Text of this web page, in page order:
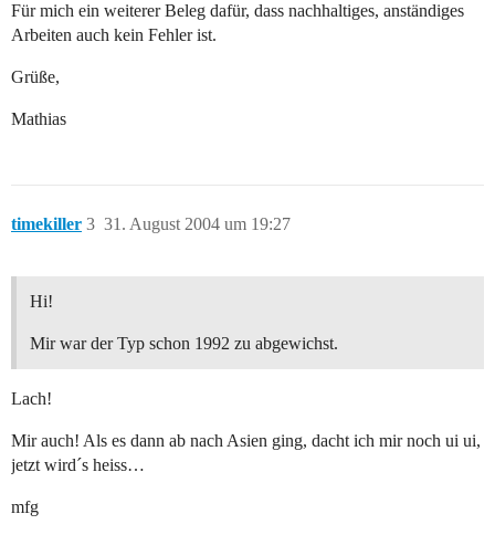
Für mich ein weiterer Beleg dafür, dass nachhaltiges, anständiges
Arbeiten auch kein Fehler ist.
Grüße,
Mathias
timekiller 31. August 2004 um 19:27
3
Hi!
Mir war der Typ schon 1992 zu abgewichst.
Lach!
Mir auch! Als es dann ab nach Asien ging, dacht ich mir noch ui ui,
jetzt wird´s heiss…
mfg